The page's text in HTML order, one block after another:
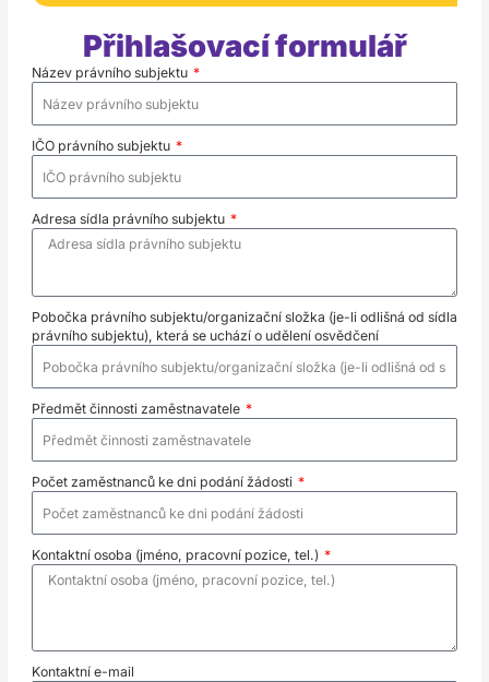
Přihlašovací formulář
Název právního subjektu
IČO právního subjektu
Adresa sídla právního subjektu
Pobočka právního subjektu/organizační složka (je-li odlišná od sídla
právního subjektu), která se uchází o udělení osvědčení
Předmět činnosti zaměstnavatele
Počet zaměstnanců ke dni podání žádosti
Kontaktní osoba (jméno, pracovní pozice, tel.)
Kontaktní e-mail